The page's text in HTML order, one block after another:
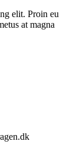
elit. Proin eu
at magna